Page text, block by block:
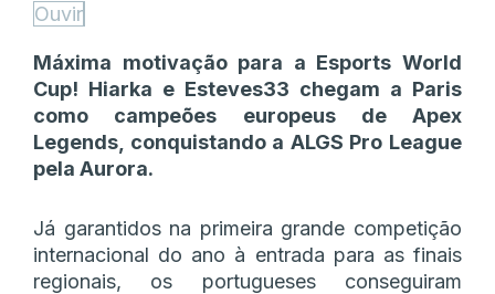
Ouvir
Máxima motivação para a Esports World
Cup! Hiarka e Esteves33 chegam a Paris
como campeões europeus de Apex
Legends, conquistando a ALGS Pro League
pela Aurora.
Já garantidos na primeira grande competição
internacional do ano à entrada para as finais
regionais, os portugueses conseguiram